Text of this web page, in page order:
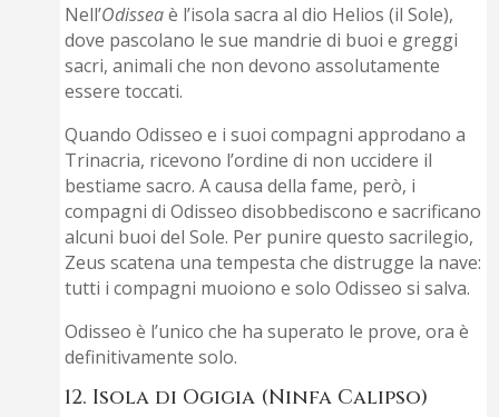
Nell’Odisseaè l’isola sacra al dio Helios (il Sole),
dove pascolano le sue mandrie di buoi e greggi
sacri, animali che non devono assolutamente
essere toccati.
Quando Odisseo e i suoi compagni approdano a
Trinacria, ricevono l’ordine di non uccidere il
bestiame sacro. A causa della fame, però, i
compagni di Odisseo disobbediscono e sacrificano
alcuni buoi del Sole. Per punire questo sacrilegio,
Zeus scatena una tempesta che distrugge la nave:
tutti i compagni muoiono e solo Odisseo si salva.
Odisseo è l’unico che ha superato le prove, ora è
definitivamente solo.
12. Isola di Ogigia (Ninfa Calipso)